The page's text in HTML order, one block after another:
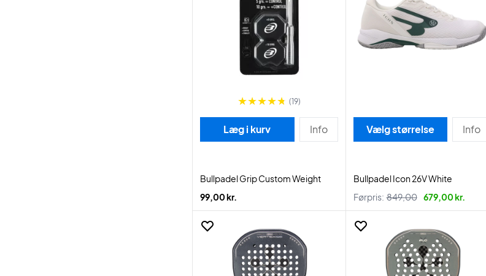
(19)
Læg i kurv Info
Bullpadel Grip Custom Weight
99,00 kr.
Vælg størrelse Info
Bullpadel Icon 26V White
Førpris: 849,00 679,00 kr.